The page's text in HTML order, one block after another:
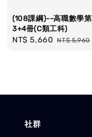
(108課綱)--高職數學第
3+4冊(C類工科)
Sale
NT$ 5,660 Regular
NT$ 5,960
社群